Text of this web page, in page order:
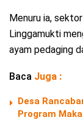
Menuru ia,
Linggamukti
ayam pedaging
Baca Juga :
Desa
Program